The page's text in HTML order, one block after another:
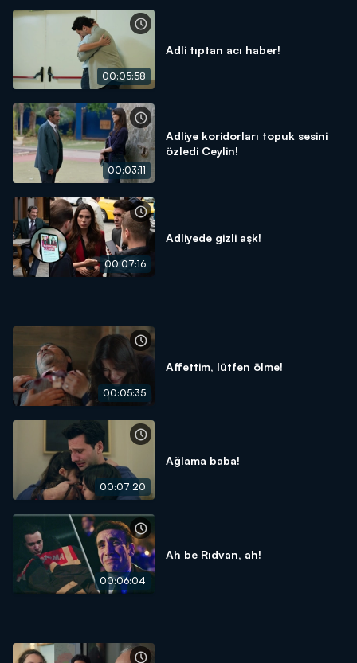
00:05:58
Adli tıptan acı haber!
00:03:11
Adliye koridorları topuk sesini
özledi Ceylin!
00:07:16
Adliyede gizli aşk!
00:05:35
Affettim, lütfen ölme!
00:07:20
Ağlama baba!
00:06:04
Ah be Rıdvan, ah!